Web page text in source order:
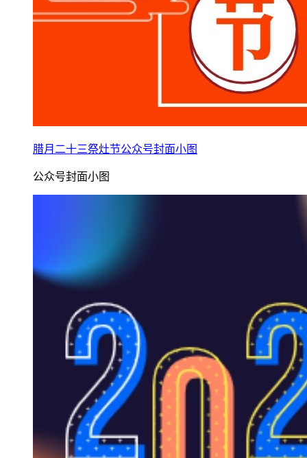
腊月二十三祭灶节公众号封面小图
公众号封面小图